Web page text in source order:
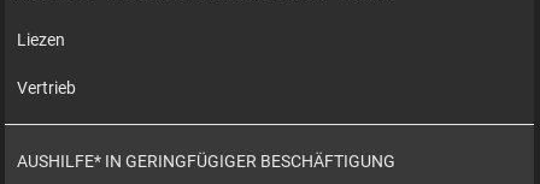
Liezen
Vertrieb
AUSHILFE* IN GERINGFÜGIGER BESCHÄFTIGUNG